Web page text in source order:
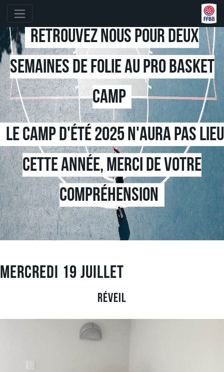
Retrouvez nous pour deux
semaines de folie au pro basket
camp
Le camp d'été 2025 n'aura pas lieu
cette année, merci de votre
compréhension
Mercredi 19 Juillet
Réveil